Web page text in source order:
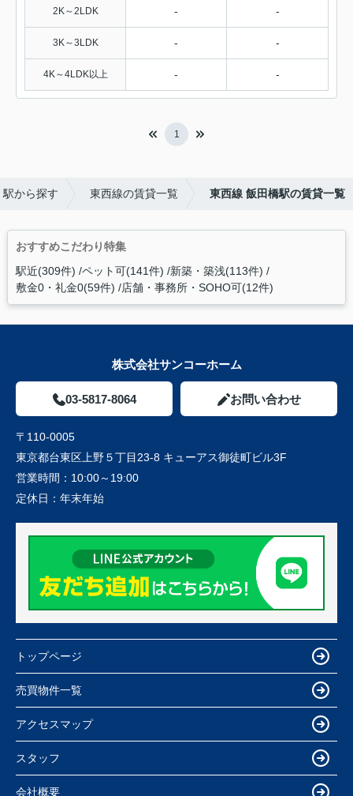
2K～2LDK - -
3K～3LDK - -
4K～4LDK以上 - -
1
駅から探す 東西線の賃貸一覧 東西線 飯田橋駅の賃貸一覧
おすすめこだわり特集
駅近(309件) ペット可(141件) 新築・築浅(113件)
敷金0・礼金0(59件) 店舗・事務所・SOHO可(12件)
株式会社サンコーホーム
03-5817-8064 お問い合わせ
〒110-0005
東京都台東区上野５丁目23-8 キューアス御徒町ビル3F
営業時間： 10:00～19:00
定休日： 年末年始
トップページ
売買物件一覧
アクセスマップ
スタッフ
会社概要